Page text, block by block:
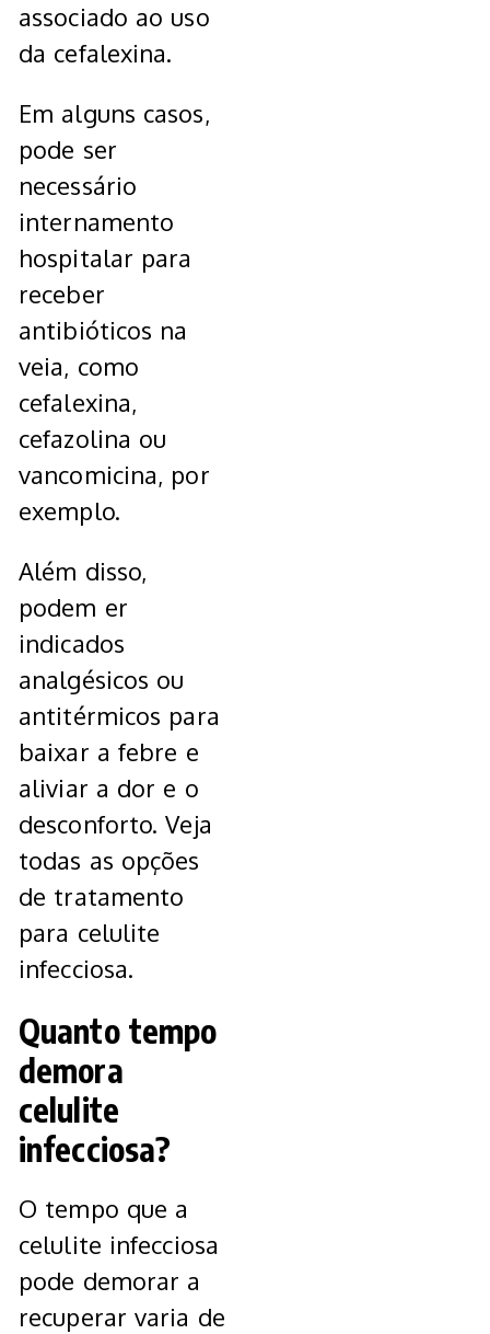
associado ao uso
da cefalexina.
Em alguns casos,
pode ser
necessário
internamento
hospitalar para
receber
antibióticos na
veia, como
cefalexina,
cefazolina ou
vancomicina, por
exemplo.
Além disso,
podem er
indicados
analgésicos ou
antitérmicos para
baixar a febre e
aliviar a dor e o
desconforto. Veja
todas as opções
de tratamento
para celulite
infecciosa.
Quanto tempo
demora
celulite
infecciosa?
O tempo que a
celulite infecciosa
pode demorar a
recuperar varia de